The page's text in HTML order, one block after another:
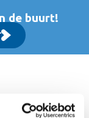
de buurt!